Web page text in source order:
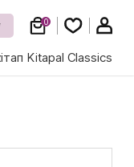
0
Kitapal Classics